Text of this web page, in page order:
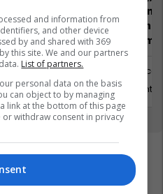
Paketimin
Mitrovicë
15 Gusht
and information from
and other device
by and shared with 369
this site. We and our partners
List of partners.
personal data on the basis
can object to by managing
link at the bottom of this page
withdraw consent in privacy